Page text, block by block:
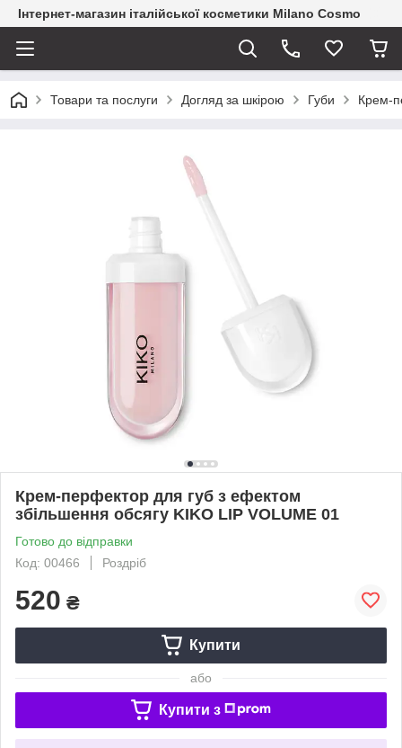
Інтернет-магазин італійської косметики Milano Cosmo
Товари та послуги Догляд за шкірою Губи Крем-
Крем-перфектор для губ з ефектом
збільшення обсягу KIKO LIP VOLUME 01
Готово до відправки
Код: 00466
Роздріб
520 ₴
Купити
або
Купити з